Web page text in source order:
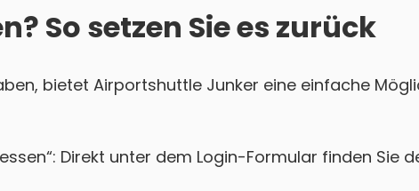
So setzen Sie es zurück
bietet Airportshuttle Junker eine einfache
Direkt unter dem Login-Formular finden Sie